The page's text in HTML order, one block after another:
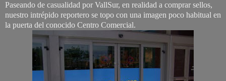
Paseando de casualidad por VallSur, en realidad a comprar sellos,
nuestro intrépido reportero se topo con una imagen poco habitual en
la puerta del conocido Centro Comercial.